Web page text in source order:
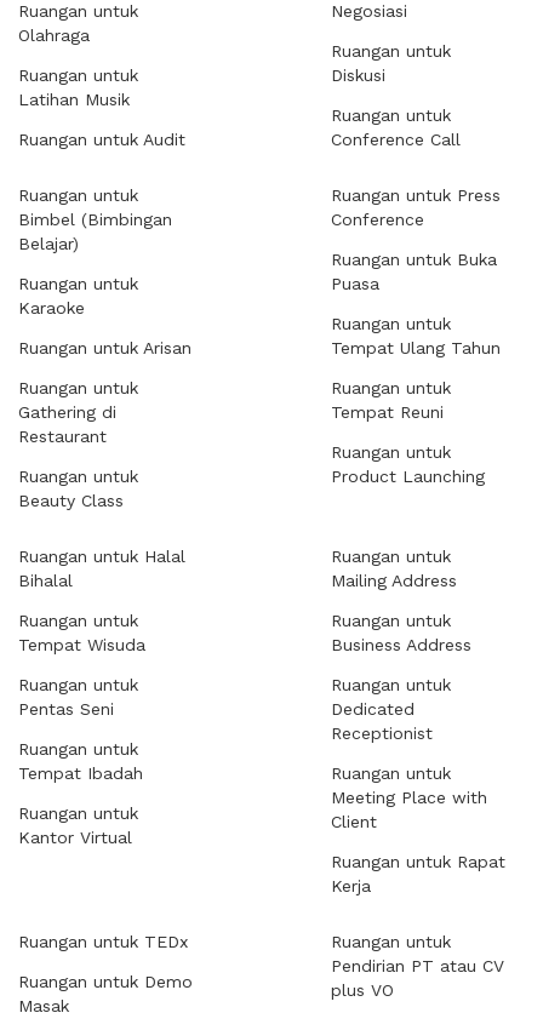
Ruangan untuk
Olahraga
Ruangan untuk
Latihan Musik
Ruangan untuk Audit
Negosiasi
Ruangan untuk
Diskusi
Ruangan untuk
Conference Call
Ruangan untuk
Bimbel (Bimbingan
Belajar)
Ruangan untuk
Karaoke
Ruangan untuk Arisan
Ruangan untuk
Gathering di
Restaurant
Ruangan untuk
Beauty Class
Ruangan untuk Press
Conference
Ruangan untuk Buka
Puasa
Ruangan untuk
Tempat Ulang Tahun
Ruangan untuk
Tempat Reuni
Ruangan untuk
Product Launching
Ruangan untuk Halal
Bihalal
Ruangan untuk
Tempat Wisuda
Ruangan untuk
Pentas Seni
Ruangan untuk
Tempat Ibadah
Ruangan untuk
Kantor Virtual
Ruangan untuk
Mailing Address
Ruangan untuk
Business Address
Ruangan untuk
Dedicated
Receptionist
Ruangan untuk
Meeting Place with
Client
Ruangan untuk Rapat
Kerja
Ruangan untuk TEDx
Ruangan untuk Demo
Masak
Ruangan untuk
Pendirian PT atau CV
plus VO